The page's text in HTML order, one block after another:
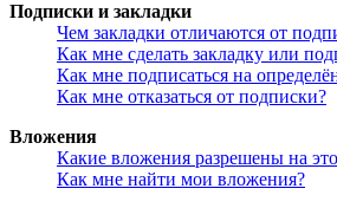
Подписки и закладки
Чем закладки отличаются от
Как мне сделать закладку или
Как мне подписаться на
Как мне отказаться от подписки?
Вложения
Какие вложения разрешены на
Как мне найти мои вложения?